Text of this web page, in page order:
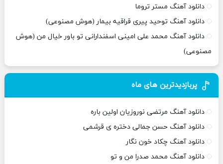
دانلود آهنگ مستر تروما
دانلود آهنگ توحید پیری قراقیه بیمار (هوش مصنوعی)
دانلود آهنگ محمد علی امینی اسفندارانی تو باور خیال من (هوش
مصنوعی)
پربازدیدترین های ماه
دانلود آهنگ مرتضی نوروزیان اولین باره
دانلود آهنگ حسن جمالی دختره ی قرشمی
دانلود آهنگ چکاد خون نگار
دانلود آهنگ محمد صدرا من و تو